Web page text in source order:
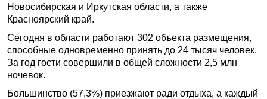
Новосибирская и Иркутская области, а также
Красноярский край.
Сегодня в области работают 302 объекта размещения,
способные одновременно принять до 24 тысяч человек.
За год гости совершили в общей сложности 2,5 млн
ночевок.
Большинство (57,3%) приезжают ради отдыха, а каждый